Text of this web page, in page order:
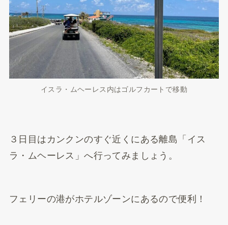
イスラ・ムヘーレス内はゴルフカートで移動
３日目はカンクンのすぐ近くにある離島「イス
ラ・ムヘーレス」へ行ってみましょう。
フェリーの港がホテルゾーンにあるので便利！